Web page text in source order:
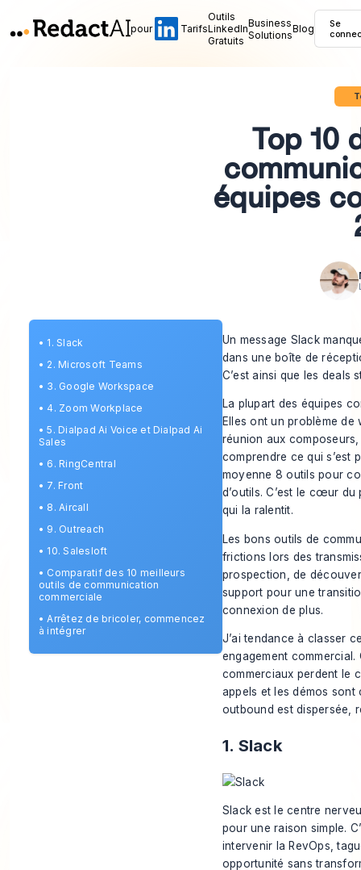
pour Tarifs
Outils
LinkedIn
Gratuits
Business
SolutionsBlog
Se
Top 10
équipes
• 1. Slack
• 2. Microsoft Teams
• 3. Google Workspace
• 4. Zoom Workplace
•5. Dialpad Ai Voice et Dialpad Ai
Sales
• 6. RingCentral
• 7. Front
• 8. Aircall
• 9. Outreach
• 10. Salesloft
• Comparatif des 10 meilleurs
outils de communication
commerciale
•Arrêtez de bricoler, commencez
à intégrer
Un message Slack
dans une boîte de
C’est ainsi que les deals
La plupart des équipes
Elles ont un problème de
réunion aux
comprendre ce qui s’est
moyenne 8 outils pour
d’outils. C’est le cœur du
qui la ralentit.
Les bons outils de
frictions lors des
prospection, de
support pour une
connexion de plus.
J’ai tendance à classer
engagement commercial.
commerciaux perdent le
appels et les démos
outbound est dispersée,
1. Slack
Slack est le centre
pour une raison simple.
intervenir la RevOps,
opportunité sans